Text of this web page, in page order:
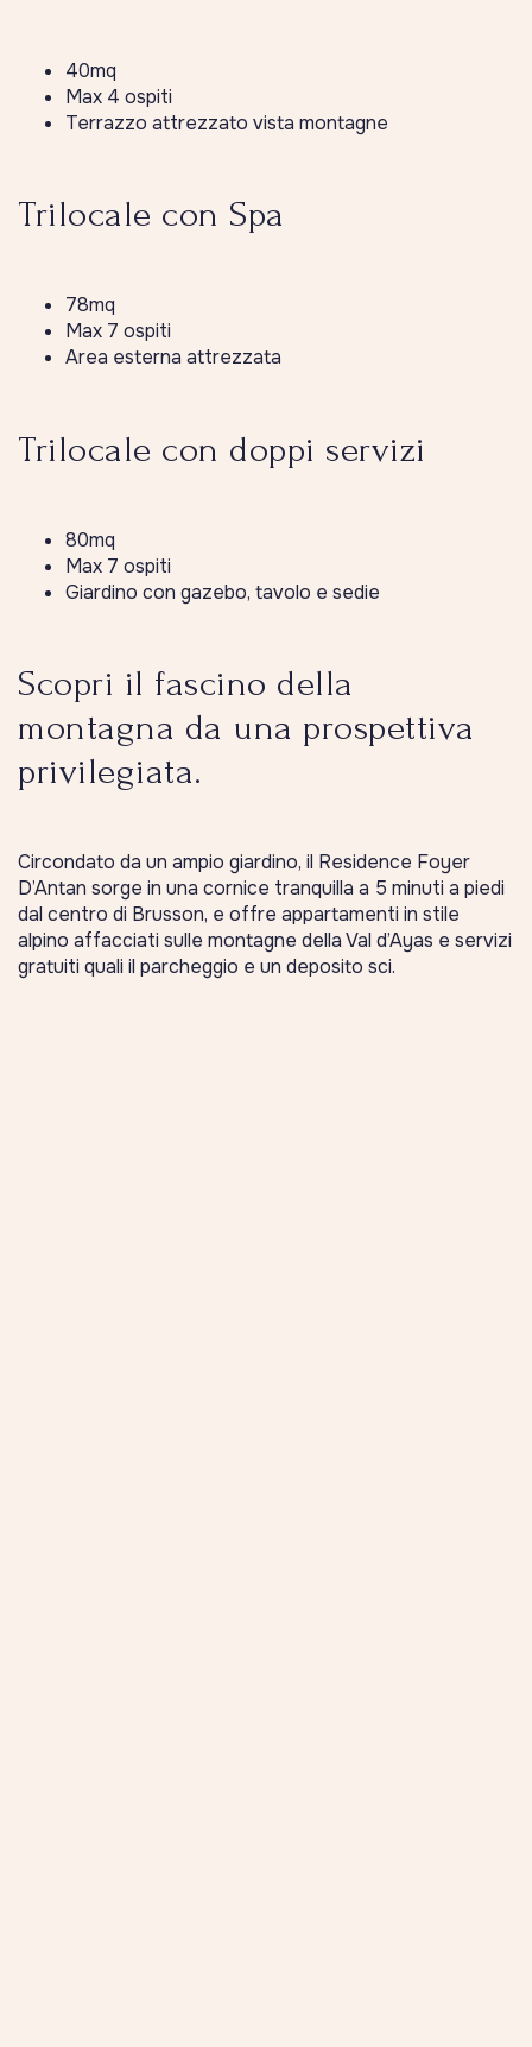
40mq
Max 4 ospiti
Terrazzo attrezzato vista montagne
Trilocale con Spa
78mq
Max 7 ospiti
Area esterna attrezzata
Trilocale con doppi servizi
80mq
Max 7 ospiti
Giardino con gazebo, tavolo e sedie
Scopri il fascino della
montagna da una prospettiva
privilegiata.
Circondato da un ampio giardino, il Residence Foyer
D’Antan sorge in una cornice tranquilla a 5 minuti a piedi
dal centro di Brusson, e offre appartamenti in stile
alpino affacciati sulle montagne della Val d’Ayas e servizi
gratuiti quali il parcheggio e un deposito sci.